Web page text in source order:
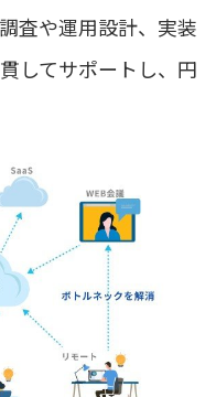
査や運用設計、実装
してサポートし、円